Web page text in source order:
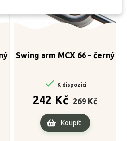
Swing arm MCX 66 - černý
 K dispozici
242 Kč
cena
269 Kč
Koupit